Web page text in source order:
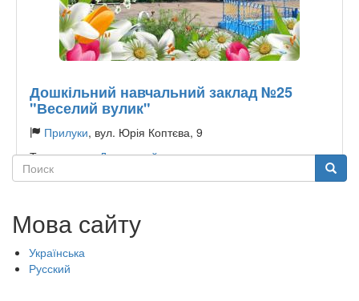
Дошкільний навчальний заклад №25
"Веселий вулик"
Прилуки, вул. Юрія Коптєва, 9
Тип садочку:Державний
Поиск Поиск
Мова сайту
Українська
Русский